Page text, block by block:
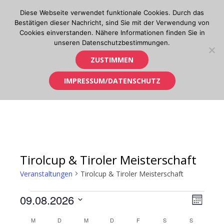
content
Orientierungslauf in Tirol
Tirolcup & Tiroler Meisterschaft
Veranstaltungen Tirolcup & Tiroler Meisterschaft
Veranstaltungen MONAT
09.08.2026
M MONTAGDDIENSTAG
MMITTWOCH
D DONNERSTAG
F FREITAGSSAMSTAG
SSONNTAG
Diese Webseite verwendet funktionale Cookies. Durch das
Bestätigen dieser Nachricht, sind Sie mit der Verwendung von
Cookies einverstanden. Nähere Informationen finden Sie in
unseren Datenschutzbestimmungen.
ZUSTIMMEN
IMPRESSUM/DATENSCHUTZ